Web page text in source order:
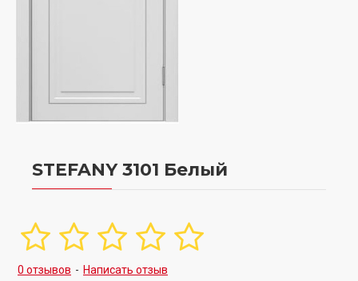
STEFANY 3101 Белый
0 отзывов - Написать отзыв